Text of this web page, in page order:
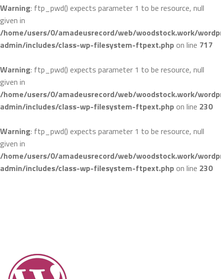
Warning: ftp_pwd() expects parameter 1 to be resource, null
given in
/home/users/0/amadeusrecord/web/woodstock.work/
admin/includes/class-wp-filesystem-ftpext.php on line 717
Warning: ftp_pwd() expects parameter 1 to be resource, null
given in
/home/users/0/amadeusrecord/web/woodstock.work/
admin/includes/class-wp-filesystem-ftpext.php on line 230
Warning: ftp_pwd() expects parameter 1 to be resource, null
given in
/home/users/0/amadeusrecord/web/woodstock.work/
admin/includes/class-wp-filesystem-ftpext.php on line 230